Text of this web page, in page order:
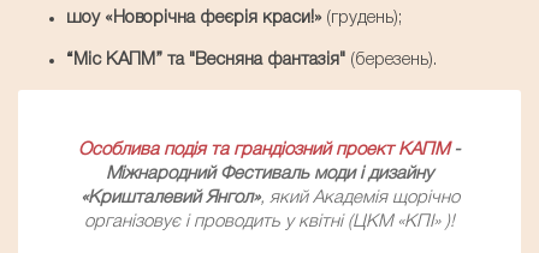
шоу «Новорічна феєрія краси!» (грудень);
“Міс КАПМ” та "Весняна фантазія" (березень).
Особлива подія та грандіозний проект КАПМ-
Міжнародний Фестиваль моди і дизайну
«Кришталевий Янгол», який Академія щорічно
організовує і проводить у квітні (ЦКМ «КПІ» )!